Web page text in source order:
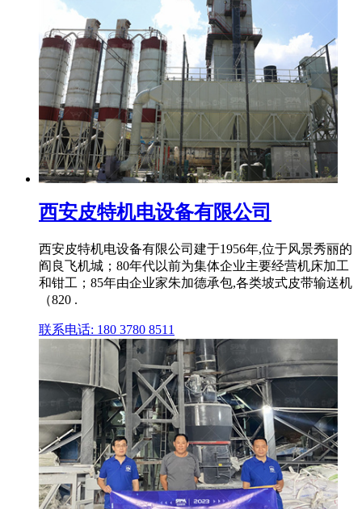
西安皮特机电设备有限公司
西安皮特机电设备有限公司建于1956年,位于风景秀丽的
阎良飞机城；80年代以前为集体企业主要经营机床加工
和钳工；85年由企业家朱加德承包,各类坡式皮带输送机
（820 .
联系电话: 180 3780 8511